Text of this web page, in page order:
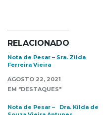
RELACIONADO
Nota de Pesar – Sra. Zilda
Ferreira Vieira
AGOSTO 22, 2021
EM "DESTAQUES"
Nota de Pesar – Dra. Kilda de